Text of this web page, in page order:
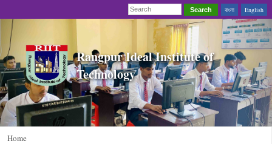
Search বাংলা English
Rangpur Ideal Institute of
Technology
Home